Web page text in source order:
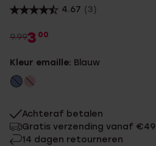
4.67 (3)
9.993 00
Kleur emaille: Blauw
Achteraf betalen
Gratis verzending vanaf €49
14 dagen retourneren